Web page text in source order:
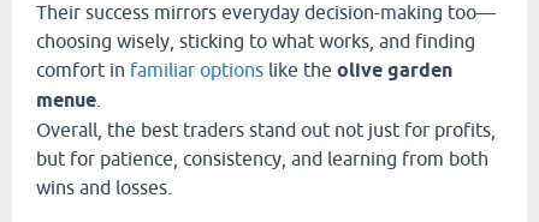
Their success mirrors everyday decision-making too—
choosing wisely, sticking to what works, and finding
comfort in familiar options like the olive garden
menue
Overall, the best traders stand out not just for profits,
but for patience, consistency, and learning from both
wins and losses.